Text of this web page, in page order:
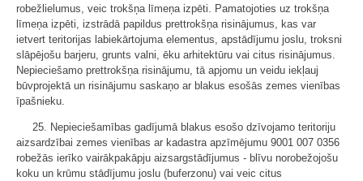
robežlielumus, veic trokšņa līmeņa izpēti. Pamatojoties uz trokšņa
līmeņa izpēti, izstrādā papildus prettrokšņa risinājumus, kas var
ietvert teritorijas labiekārtojuma elementus, apstādījumu joslu, troksni
slāpējošu barjeru, grunts valni, ēku arhitektūru vai citus risinājumus.
Nepieciešamo prettrokšņa risinājumu, tā apjomu un veidu iekļauj
būvprojektā un risinājumu saskaņo ar blakus esošās zemes vienības
īpašnieku.
25. Nepieciešamības gadījumā blakus esošo dzīvojamo teritoriju
aizsardzībai zemes vienības ar kadastra apzīmējumu 9001 007 0356
robežās ierīko vairākpakāpju aizsargstādījumus - blīvu norobežojošu
koku un krūmu stādījumu joslu (buferzonu) vai veic citus